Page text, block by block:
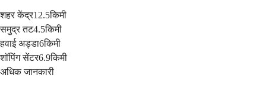
शहर केंद्र12.5किमी
समुद्र तट4.5किमी
हवाई अड्डा6किमी
शॉपिंग सेंटर6.9किमी
अधिक जानकारी